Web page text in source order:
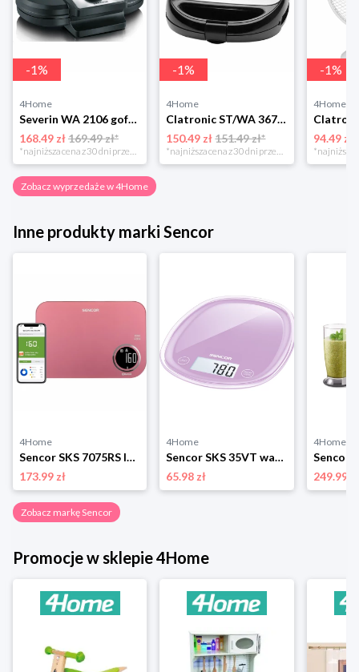
-1%
4Home
Severin WA 2106 gofrownica duo, czarny
168.49 zł169.49 zł*
-1%
4Home
Clatronic ST/WA 3670 Opiekacz do kanapek
150.49 zł 151.49 zł*
-1%
4Home
94.49 zł
Zobacz wyprzedaże w 4Home
Inne produkty marki Sencor
4Home
Sencor SKS 7075RS Inteligentna waga kuchenna, różowy
173.99 zł
4Home
Sencor SKS 35VT waga kuchenna, fioletowy
65.98 zł
4Home
249.99 zł
Zobacz markę Sencor
Promocje w sklepie 4Home